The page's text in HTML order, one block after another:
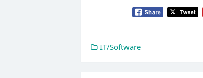
IT/Software